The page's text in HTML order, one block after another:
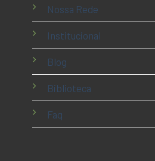
Nossa Rede
Institucional
Blog
Biblioteca
Faq